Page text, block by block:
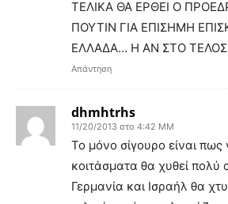
ΤΕΛΙΚΑ ΘΑ ΕΡΘΕΙ Ο
ΠΟΥΤΙΝ ΓΙΑ ΕΠΙΣΗΜΗ
ΕΛΛΑΔΑ… Η ΑΝ ΣΤΟ
Απάντηση
dhmhtrhs
11/20/2013 στο 4:42 ΜΜ
Το μόνο σίγουρο είναι πως
κοιτάσματα θα χυθεί πολύ
Γερμανία και Ισραήλ θα